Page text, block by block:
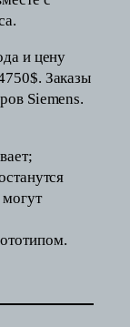
и цену
Заказы
Siemens.